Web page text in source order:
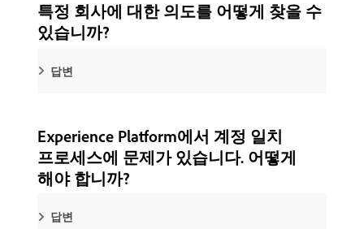
특정 회사에 대한 의도를 어떻게 찾을 수
있습니까?
답변
Experience Platform에서 계정 일치
프로세스에 문제가 있습니다. 어떻게
해야 합니까?
답변